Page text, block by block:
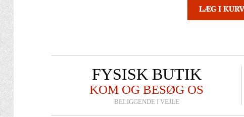
FYSISK BUTIK
KOM OG BESØG OS
BELIGGENDE I VEJLE